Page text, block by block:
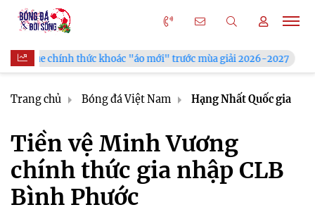
"áo mới" trước mùa giải 2026-2027 Xã Hùng Châu
Trang chủ Bóng đá Việt Nam Hạng Nhất Quốc gia
Tiền vệ Minh Vương
chính thức gia nhập CLB
Bình Phước